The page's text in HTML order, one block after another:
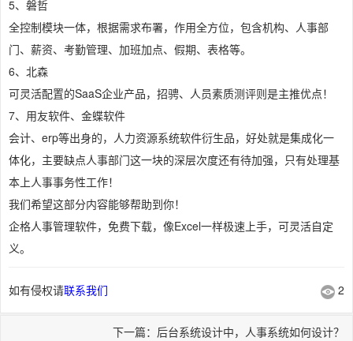
5、磐哲
全控制模块一体，根据需求布署，作用全方位，包含机构、人事部
门、薪资、考勤管理、加班加点、假期、表格等。
6、北森
可灵活配置的SaaS企业产品，招骋、人员素质测评则是主推优点！
7、用友软件、金蝶软件
会计、erp等出身的，人力资源系统软件衍生品，好处就是集成化一
体化，主要缺点人事部门这一块的深层次度还有待加强，只有处理基
本上人事事务性工作！
我们希望这部分内容能够帮助到你！
企格人事管理软件，免费下载，像Excel一样极速上手，可灵活自定
义。
如有侵权请联系我们 2
下一篇：后台系统设计中，人事系统如何设计？